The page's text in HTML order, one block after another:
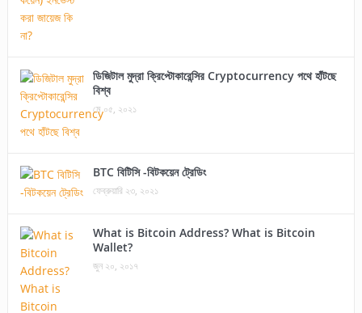
ডিজিটাল মুদ্রা ক্রিপ্টোকারেন্সির Cryptocurrency পথে হাঁটছে
বিশ্ব
মে ০৫, ২০২১
BTC বিটিসি -বিটকয়েন ট্রেডিং
ফেব্রুয়ারি ২৩, ২০২১
What is Bitcoin Address? What is Bitcoin
Wallet?
জুন ২০, ২০১৭